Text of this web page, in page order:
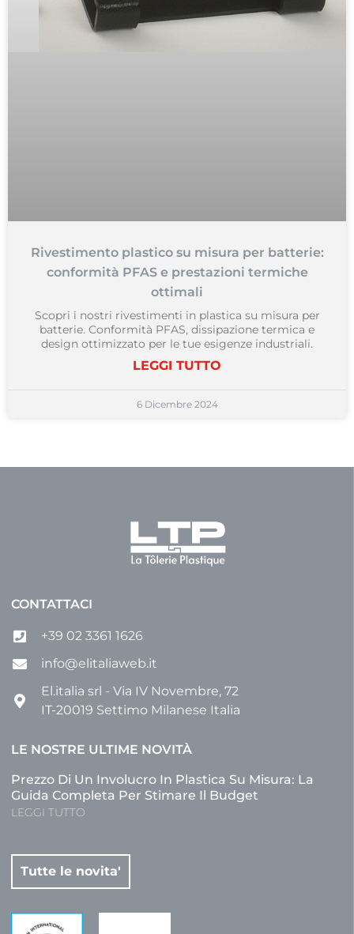
Rivestimento plastico su misura per batterie:
conformità PFAS e prestazioni termiche
ottimali
Scopri i nostri rivestimenti in plastica su misura per
batterie. Conformità PFAS, dissipazione termica e
design ottimizzato per le tue esigenze industriali.
LEGGI TUTTO
6 Dicembre 2024
CONTATTACI
+39 02 3361 1626
info@elitaliaweb.it
El.italia srl - Via IV Novembre, 72
IT-20019 Settimo Milanese Italia
LE NOSTRE ULTIME NOVITÀ
Prezzo Di Un Involucro In Plastica Su Misura: La
Guida Completa Per Stimare Il Budget
LEGGI TUTTO
Tutte le novita'